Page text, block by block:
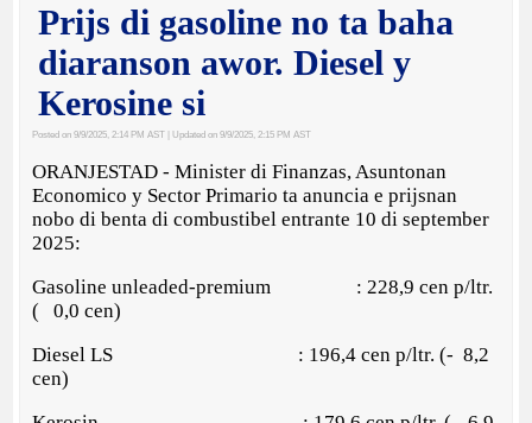
Prijs di gasoline no ta baha
diaranson awor. Diesel y
Kerosine si
Posted on 9/9/2025, 2:14 PM AST | Updated on 9/9/2025, 2:15 PM AST
ORANJESTAD - Minister di Finanzas, Asuntonan
Economico y Sector Primario ta anuncia e prijsnan
nobo di benta di combustibel entrante 10 di september
2025:
Gasoline unleaded-premium : 228,9 cen p/ltr.
( 0,0 cen)
Diesel LS : 196,4 cen p/ltr. (- 8,2
cen)